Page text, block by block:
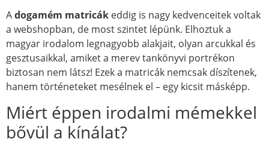
Adogamém matricák eddig is nagy kedvenceitek voltak
a webshopban, de most szintet lépünk. Elhoztuk a
magyar irodalom legnagyobb alakjait, olyan arcukkal és
gesztusaikkal, amiket a merev tankönyvi portrékon
biztosan nem látsz! Ezek a matricák nemcsak díszítenek,
hanem történeteket mesélnek el – egy kicsit másképp.
Miért éppen irodalmi mémekkel
bővül a kínálat?